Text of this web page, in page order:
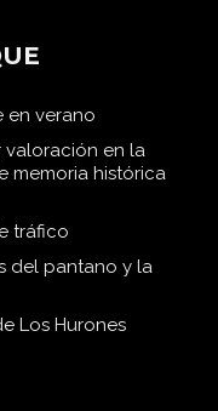
en verano
valoración en la
memoria histórica
tráfico
del pantano y la
Los Hurones